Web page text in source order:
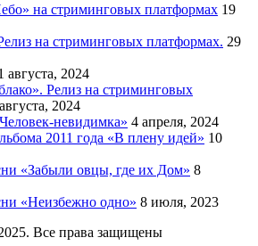
на стриминговых платформах 19
на стриминговых платформах. 29
августа, 2024
Релиз на стриминговых
2024
невидимка» 4 апреля, 2024
2011 года «В плену идей» 10
«Забыли овцы, где их Дом» 8
«Неизбежно одно» 8 июля, 2023
Все права защищены